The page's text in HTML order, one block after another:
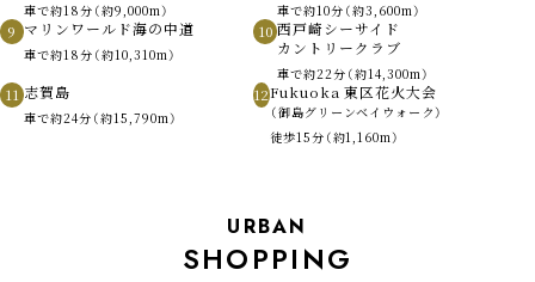
車で約18分（約9,000m） 車で約10分（約3,600m）
9 マリンワールド海の中道
車で約18分（約10,310m）
10 西戸崎シーサイド
カントリークラブ
車で約22分（約14,300m）
11 志賀島
車で約24分（約15,790m）
12Fukuoka 東区花火大会
（御島グリーンベイウォーク）
徒歩15分（約1,160m）
URBAN
SHOPPING